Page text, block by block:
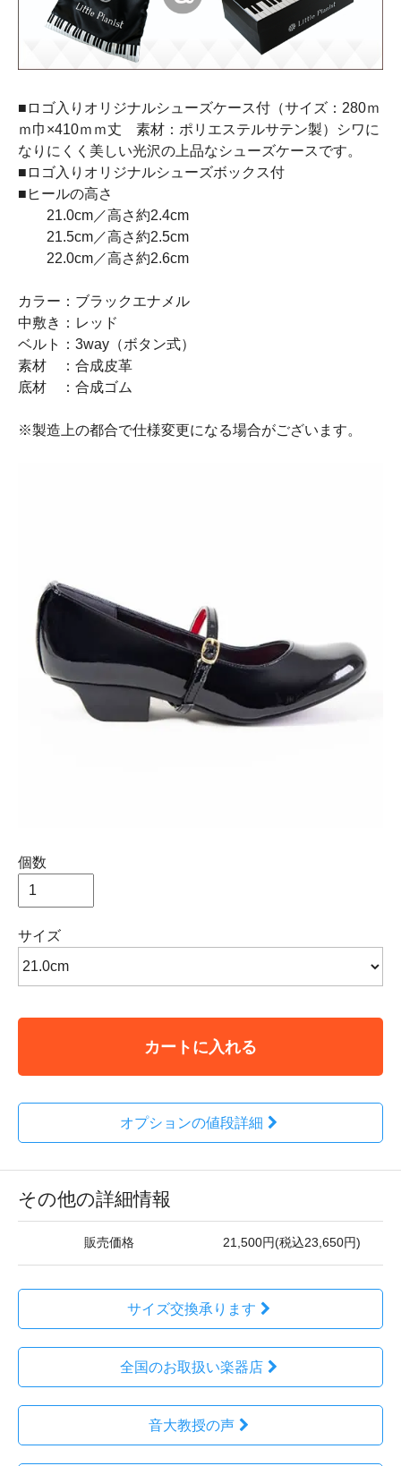
■ロゴ入りオリジナルシューズケース付（サイズ：280ｍ
ｍ巾×410ｍｍ丈 素材：ポリエステルサテン製）シワに
なりにくく美しい光沢の上品なシューズケースです。
■ロゴ入りオリジナルシューズボックス付
■ヒールの高さ
21.0cm／高さ約2.4cm
21.5cm／高さ約2.5cm
22.0cm／高さ約2.6cm
カラー：ブラックエナメル
中敷き：レッド
ベルト：3way（ボタン式）
素材 ：合成皮革
底材 ：合成ゴム
※製造上の都合で仕様変更になる場合がございます。
個数
サイズ
カートに入れる
オプションの値段詳細
その他の詳細情報
販売価格 21,500円(税込23,650円)
サイズ交換承ります
全国のお取扱い楽器店
音大教授の声